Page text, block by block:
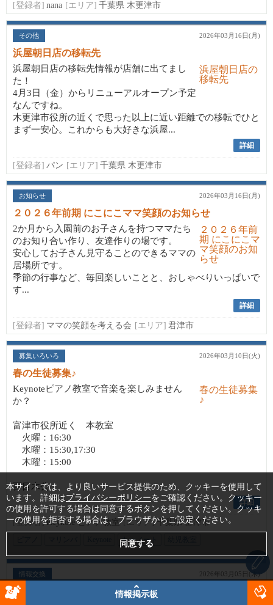
[登録者] nana [エリア] 千葉県 木更津市
その他 2026年03月16日(月)
浜屋朝日店の移転先
浜屋朝日店の移転先情報が店舗に出てまし
た！
4月3日（金）からリニューアルオープン予定
なんですね。
木更津市役所の近くで思った以上に近い距離での移転でひと
まず一安心。これからも大好きな浜屋...
詳細
[登録者] パン [エリア] 千葉県 木更津市
お知らせ 2026年03月16日(月)
２０２６年前期 にこにこママ笑顔のお知らせ
2か月から入園前のお子さんを持つママたち
のお知り合い作り、友達作りの場です。
安心してお子さん見守ることのできるママの
居場所です。
季節の行事など、毎回楽しいことと、おしゃべりいっぱいで
す...
詳細
[登録者] ママの笑顔を考える会 [エリア] 君津市
募集いろいろ 2026年03月10日(火)
春の生徒募集♪
Keynoteピアノ教室で音楽を楽しみません
か？
富津市役所近く 本教室
火曜：16:30
水曜：15:30,17:30
木曜：15:00
百目木公...
詳細
[登録者] Keynote ピアノ教室 [エリア] 千葉県 富津市
キーノート
情報交換 2026年03月05日(木)
木更津のゲリラ花火について
情報掲示板
本サイトでは、より良いサービス提供のため、クッキーを使用して
います。詳細はプライバシーポリシーをご確認ください。クッキー
の使用を許可する場合は同意するボタンを押してください。クッキ
ーの使用を拒否する場合は、ブラウザからご設定ください。